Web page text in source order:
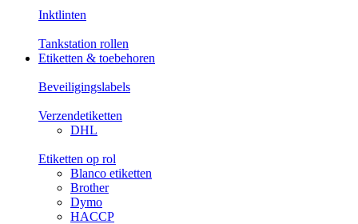
Inktlinten
Tankstation rollen
Etiketten & toebehoren
Beveiligingslabels
Verzendetiketten
DHL
Etiketten op rol
Blanco etiketten
Brother
Dymo
HACCP